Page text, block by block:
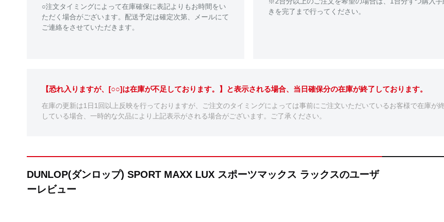
○注文タイミングによって在庫確保に表記よりもお時間をい
ただく場合がございます。配送予定は確定次第、メールにて
ご連絡をさせていただきます。
きを完了まで行ってください。
【恐れ入りますが、[○○]は在庫が不足しております。】と表示される場合、当日確保分の在庫が終了しております。
在庫の更新は1日1回以上反映を行っておりますが、ご注文のタイミングによっては事前にご注文いただいているお客様で在庫が
している場合、一時的な欠品により上記表示がされる場合がございます。ご了承ください。
DUNLOP(ダンロップ) SPORT MAXX LUX スポーツマックス ラックスのユーザ
ーレビュー